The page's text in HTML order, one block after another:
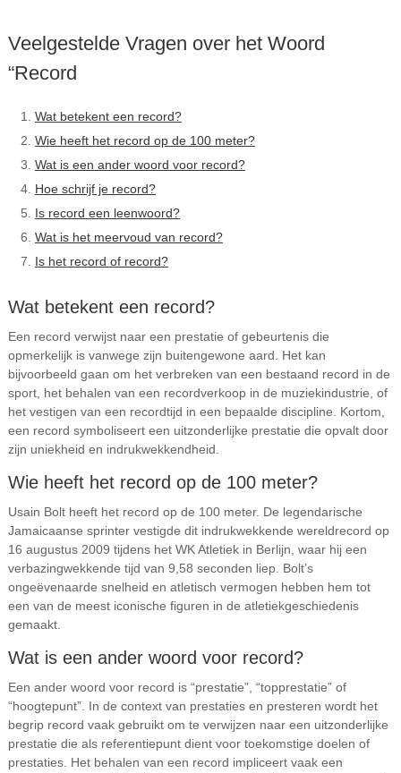
Veelgestelde Vragen over het Woord
“Record
Wat betekent een record?
Wie heeft het record op de 100 meter?
Wat is een ander woord voor record?
Hoe schrijf je record?
Is record een leenwoord?
Wat is het meervoud van record?
Is het record of record?
Wat betekent een record?
Een record verwijst naar een prestatie of gebeurtenis die
opmerkelijk is vanwege zijn buitengewone aard. Het kan
bijvoorbeeld gaan om het verbreken van een bestaand record in de
sport, het behalen van een recordverkoop in de muziekindustrie, of
het vestigen van een recordtijd in een bepaalde discipline. Kortom,
een record symboliseert een uitzonderlijke prestatie die opvalt door
zijn uniekheid en indrukwekkendheid.
Wie heeft het record op de 100 meter?
Usain Bolt heeft het record op de 100 meter. De legendarische
Jamaicaanse sprinter vestigde dit indrukwekkende wereldrecord op
16 augustus 2009 tijdens het WK Atletiek in Berlijn, waar hij een
verbazingwekkende tijd van 9,58 seconden liep. Bolt’s
ongeëvenaarde snelheid en atletisch vermogen hebben hem tot
een van de meest iconische figuren in de atletiekgeschiedenis
gemaakt.
Wat is een ander woord voor record?
Een ander woord voor record is “prestatie”, “topprestatie” of
“hoogtepunt”. In de context van prestaties en presteren wordt het
begrip record vaak gebruikt om te verwijzen naar een uitzonderlijke
prestatie die als referentiepunt dient voor toekomstige doelen of
prestaties. Het behalen van een record impliceert vaak een